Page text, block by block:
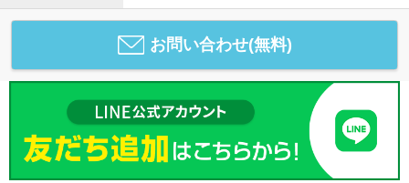
お問い合わせ(無料)